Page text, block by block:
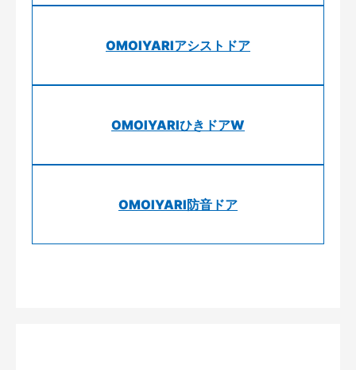
OMOIYARIアシストドア
OMOIYARIひきドアW
OMOIYARI防音ドア